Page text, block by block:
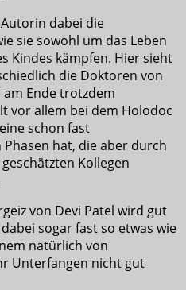
dabei die
sie sowohl um das Leben
Kindes kämpfen. Hier sieht
die Doktoren von
Ende trotzdem
vor allem bei dem Holodoc
schon fast
hat, die aber durch
Kollegen
von Devi Patel wird gut
sogar fast so etwas wie
natürlich von
Unterfangen nicht gut